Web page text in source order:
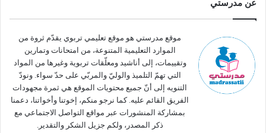
ن
عن مدرستي
موقع مدرستي هو موقع تعليمي تربوي يقدّم ثروة من
الموارد التعليمية المتنوعة، من امتحانات وتمارين
وتقييمات، إلى أناشيد ومعلّقات تربوية وغيرها من المواد
التي تهمّ التلميذ والوليّ والمربّي على حدّ سواء. ونودّ
التنويه إلى أنّ جميع محتويات الموقع هي ثمرة مجهودات
الفريق القائم عليه. كما نرجو منكم، إخوتنا وأخواتنا، دعمنا
بمشاركة المنشورات عبر مواقع التواصل الاجتماعي مع
ذكر المصدر، ولكم جزيل الشكر والتقدير.